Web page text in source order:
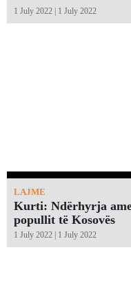
1 July 2022 | 1 July 2022
LAJME
Kurti: Ndërhyrja
popullit të Kosovës
1 July 2022 | 1 July 2022